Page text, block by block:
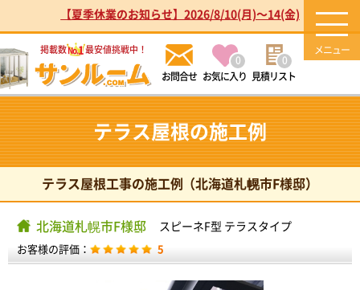
【夏季休業のお知らせ】2026/8/10(月)～14(金)
掲載数No.1最安値挑戦中！
お気に入り
0
見積リスト
0
テラス屋根の施工例
テラス屋根工事の施工例（北海道札幌市F様邸）
北海道札幌市F様邸 スピーネF型 テラスタイプ
お客様の評価： 5